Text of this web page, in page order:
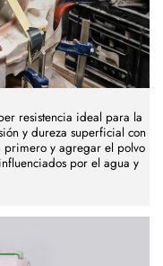
resistencia ideal para la
y dureza superficial con
primero y agregar el polvo
por el agua y